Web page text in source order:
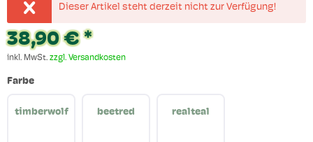
Dieser Artikel steht derzeit nicht zur Verfügung!
38,90 € *
inkl. MwSt. zzgl. Versandkosten
Farbe
timberwolf beetred realteal